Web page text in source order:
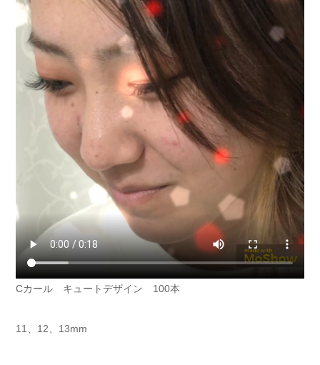
Cカール キュートデザイン 100本
11、12、13mm